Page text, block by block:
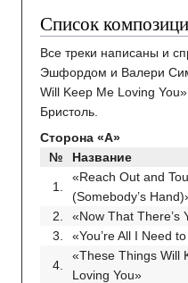
Список
Все треки написаны и
Эшфордом и Валери
Will Keep Me Loving
Бристоль.
Сторона «A»
№
Название
1.
«Reach Out and
(Somebody’s
2. «Now That There’s
3.
«You’re All I Need
4.
«These Things Will
Loving You»